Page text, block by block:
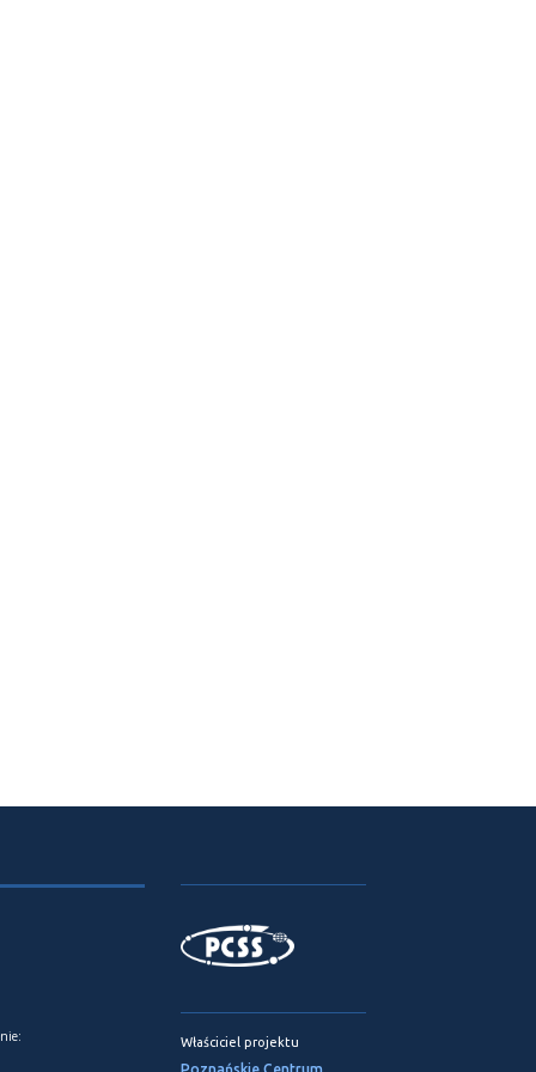
Właściciel projektu